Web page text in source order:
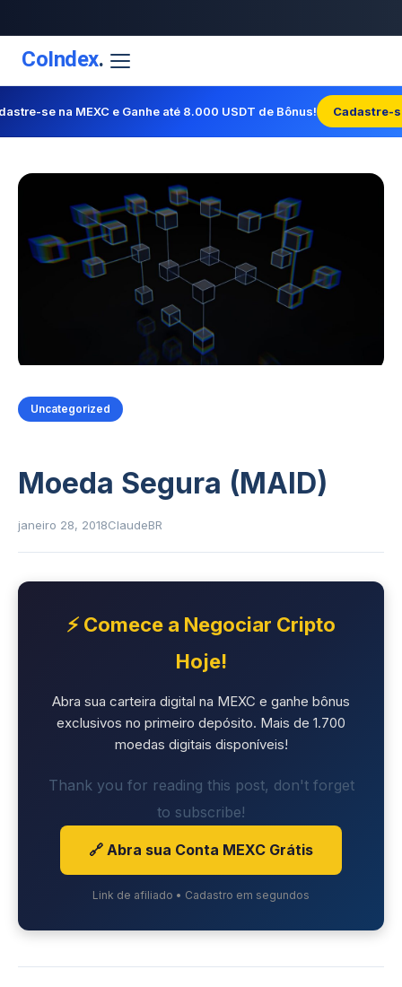
CoIndex.
se na MEXC e Ganhe até 8.000 USDT de Bônus! Cadastre-
Uncategorized
Moeda Segura (MAID)
janeiro 28, 2018ClaudeBR
⚡ Comece a Negociar Cripto
Hoje!
Abra sua carteira digital na MEXC e ganhe bônus
exclusivos no primeiro depósito. Mais de 1.700
moedas digitais disponíveis!
Thank you for reading this post, don't forget
to subscribe!
🔗 Abra sua Conta MEXC Grátis
Link de afiliado • Cadastro em segundos